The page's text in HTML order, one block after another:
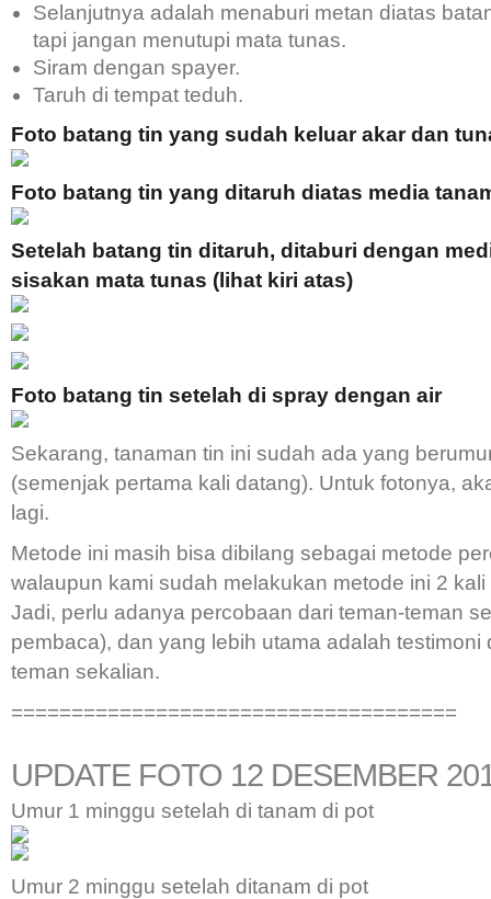
Selanjutnya adalah menaburi metan diatas
tapi jangan menutupi mata tunas.
Siram dengan spayer.
Taruh di tempat teduh.
Foto batang tin yang sudah keluar akar dan
Foto batang tin yang ditaruh diatas media
Setelah batang tin ditaruh, ditaburi dengan
sisakan mata tunas (lihat kiri atas)
Foto batang tin setelah di spray dengan air
Sekarang, tanaman tin ini sudah ada yang
(semenjak pertama kali datang). Untuk fotonya,
lagi.
Metode ini masih bisa dibilang sebagai metode
walaupun kami sudah melakukan metode ini 2
Jadi, perlu adanya percobaan dari teman-teman
pembaca), dan yang lebih utama adalah testimoni
teman sekalian.
=====================================
UPDATE FOTO 12 DESEMBER
Umur 1 minggu setelah di tanam di pot
Umur 2 minggu setelah ditanam di pot